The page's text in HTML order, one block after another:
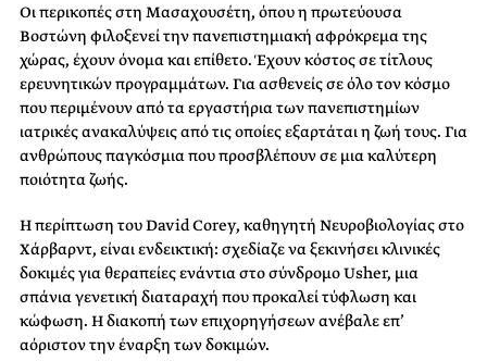
Οι περικοπές στη Μασαχουσέτη, όπου η πρωτεύουσα
Βοστώνη φιλοξενεί την πανεπιστημιακή αφρόκρεμα της
χώρας, έχουν όνομα και επίθετο. Έχουν κόστος σε τίτλους
ερευνητικών προγραμμάτων. Για ασθενείς σε όλο τον κόσμο
που περιμένουν από τα εργαστήρια των πανεπιστημίων
ιατρικές ανακαλύψεις από τις οποίες εξαρτάται η ζωή τους. Για
ανθρώπους παγκόσμια που προσβλέπουν σε μια καλύτερη
ποιότητα ζωής.
Η περίπτωση του David Corey, καθηγητή Νευροβιολογίας στο
Χάρβαρντ, είναι ενδεικτική: σχεδίαζε να ξεκινήσει κλινικές
δοκιμές για θεραπείες ενάντια στο σύνδρομο Usher, μια
σπάνια γενετική διαταραχή που προκαλεί τύφλωση και
κώφωση. Η διακοπή των επιχορηγήσεων ανέβαλε επ’
αόριστον την έναρξη των δοκιμών.